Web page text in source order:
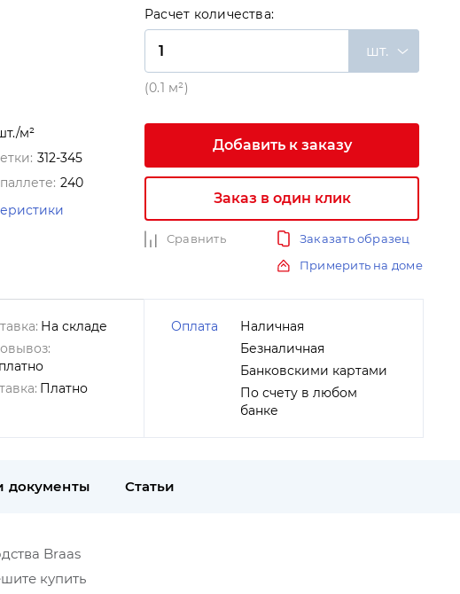
м²
312-345
240
Расчет количества:
шт.
(0.1 м²)
Добавить к заказу
Заказ в один клик
Сравнить
Заказать образец
Примерить на доме
На складе
Платно
Оплата
Наличная
Безналичная
Банковскими картами
По счету в любом
банке
документы Статьи
Braas
купить